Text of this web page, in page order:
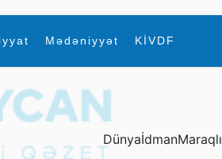
Mədəniyyət KİVDF
DünyaİdmanMaraqlı